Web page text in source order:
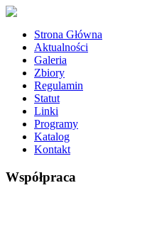
Strona Główna
Aktualności
Galeria
Zbiory
Regulamin
Statut
Linki
Programy
Katalog
Kontakt
Współpraca